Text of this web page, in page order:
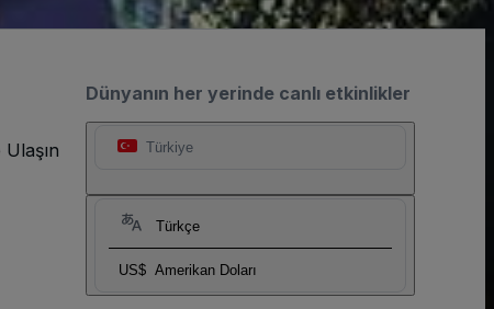
Dünyanın her yerinde canlı etkinlikler
Türkiye
Türkçe
US$ Amerikan Doları